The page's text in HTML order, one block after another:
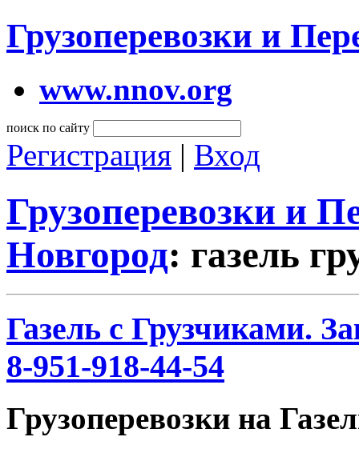
Грузоперевозки и
www.nnov.org
поиск по сайту
Регистрация | Вход
Грузоперевозки и
Новгород: газель
Газель с Грузчиками.
8-951-918-44-54
Грузоперевозки на